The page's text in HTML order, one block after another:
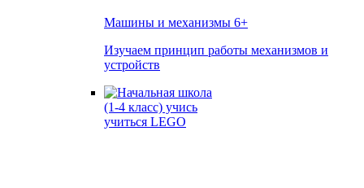
Машины и механизмы 6+
Изучаем принцип работы механизмов и
устройств